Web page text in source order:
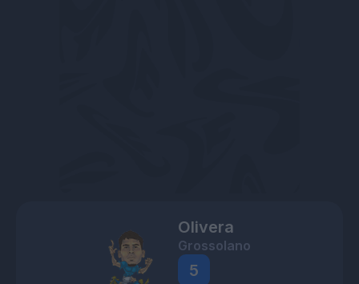
Olivera
Grossolano
5